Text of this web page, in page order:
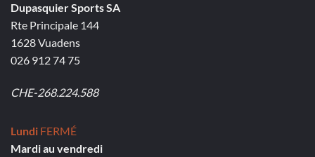
Dupasquier Sports SA
Rte Principale 144
1628 Vuadens
026 912 74 75
CHE-268.224.588
Lundi FERMÉ
Mardi au vendredi